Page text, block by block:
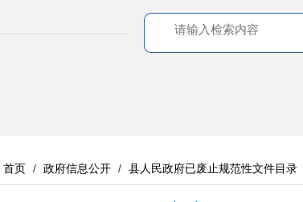
首页 / 政府信息公开 / 县人民政府已废止规范性文件目录